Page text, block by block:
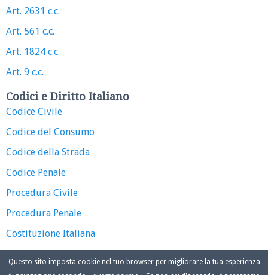
Art. 2631 c.c.
Art. 561 c.c.
Art. 1824 c.c.
Art. 9 c.c.
Codici e Diritto Italiano
Codice Civile
Codice del Consumo
Codice della Strada
Codice Penale
Procedura Civile
Procedura Penale
Costituzione Italiana
Questo sito imposta cookie nel tuo browser per migliorare la tua esperienza